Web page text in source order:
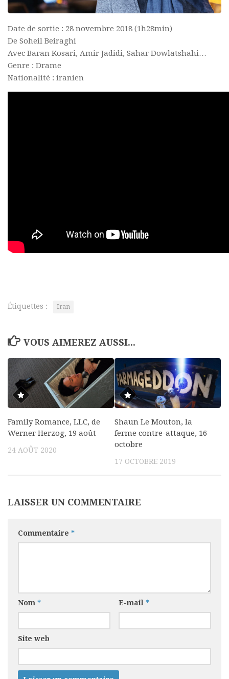
Date de sortie : 28 novembre 2018 (1h28min)
De Soheil Beiraghi
Avec Baran Kosari, Amir Jadidi, Sahar Dowlatshahi…
Genre : Drame
Nationalité : iranien
Étiquettes : Iran
VOUS AIMEREZ AUSSI...
Family Romance, LLC, de
Werner Herzog, 19 août
24 AOÛT 2020
Shaun Le Mouton, la
ferme contre-attaque, 16
octobre
17 OCTOBRE 2019
LAISSER UN COMMENTAIRE
Commentaire *
Nom * E-mail *
Site web